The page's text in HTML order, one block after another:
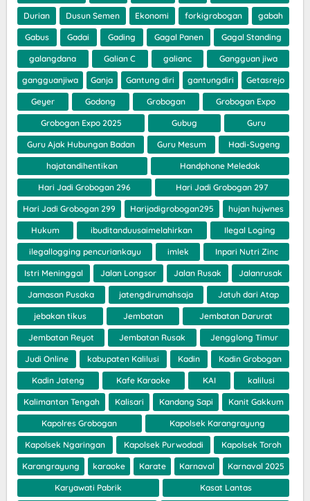
Durian Dusun Semen Ekonomi forkigrobogan gabah
Gabus Gadai Gading Gagal Panen Gagal Standing
galangdana Galian C galianc Gangguan jiwa
gangguanjiwa Ganja Gantung diri gantungdiri Getasrejo
Geyer Godong Grobogan Grobogan Expo
Grobogan Expo 2025 Gubug Guru
Guru Ajak Hubungan Badan Guru Mesum Hadi-Sugeng
hajatandihentikan Handphone Meledak
Hari Jadi Grobogan 296 Hari Jadi Grobogan 297
Hari Jadi Grobogan 299 Harijadigrobogan295 hujan hujwnes
Hukum ibuditanduusaimelahirkan Ilegal Loging
ilegallogging pencuriankayu imlek Inpari Nutri Zinc
Istri Meninggal Jalan Longsor Jalan Rusak Jalanrusak
Jamasan Pusaka jatengdirumahsaja Jatuh dari Atap
jebakan tikus Jembatan Jembatan Darurat
Jembatan Reyot Jembatan Rusak Jengglong Timur
Judi Online kabupaten Kalilusi Kadin Kadin Grobogan
Kadin Jateng Kafe Karaoke KAI kalilusi
Kalimantan Tengah Kalisari Kandang Sapi Kanit Gakkum
Kapolres Grobogan Kapolsek Karangrayung
Kapolsek Ngaringan Kapolsek Purwodadi Kapolsek Toroh
Karangrayung karaoke Karate Karnaval Karnaval 2025
Karyawati Pabrik Kasat Lantas